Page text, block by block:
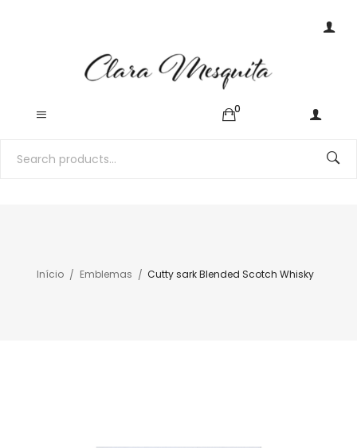
0
Início Emblemas Cutty sark Blended Scotch Whisky